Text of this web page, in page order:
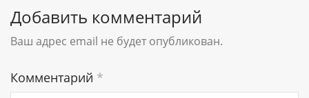
Добавить комментарий
Ваш адрес email не будет опубликован.
Комментарий *